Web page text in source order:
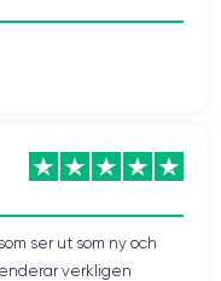
ser ut som ny och
verkligen